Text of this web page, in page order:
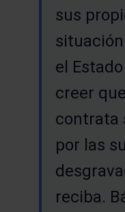
sus
el
creer
contrata
por las
reciba.